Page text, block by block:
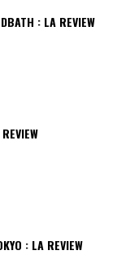
: LA REVIEW
: LA REVIEW